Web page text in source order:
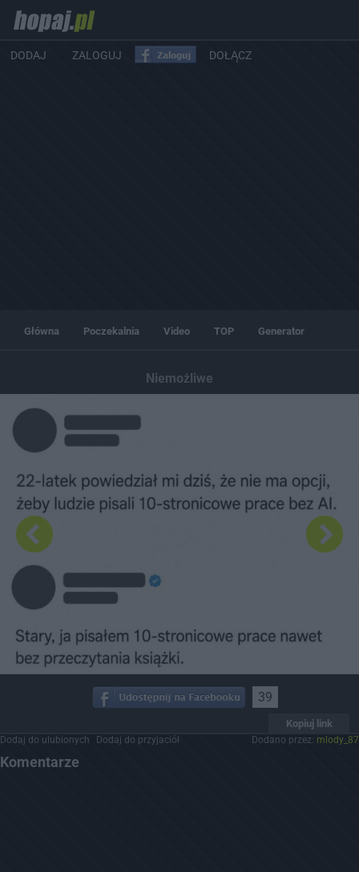
DODAJ ZALOGUJ DOŁĄCZ
Główna Poczekalnia Video TOP Generator
Niemożliwe
39
Kopiuj link
Dodaj do ulubionych Dodaj do przyjaciół Dodano przez: mlody_87
Komentarze